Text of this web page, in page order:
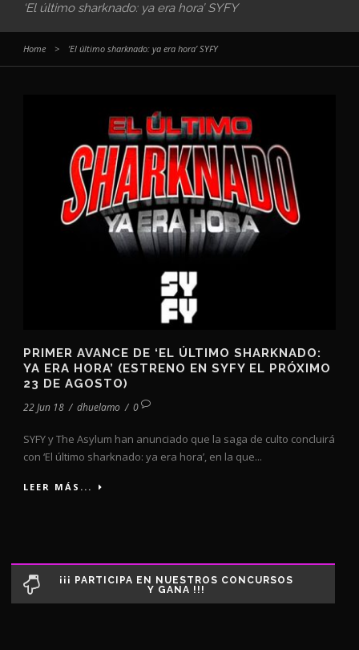
‘El último sharknado: ya era hora’ SYFY
Home > ‘El último sharknado: ya era hora’ SYFY
PRIMER AVANCE DE ‘EL ÚLTIMO SHARKNADO:
YA ERA HORA’ (ESTRENO EN SYFY EL PRÓXIMO
23 DE AGOSTO)
22 Jun 18 / dhuelamo / 0
SYFY y The Asylum han anunciado que la saga de culto concluirá
con ‘El último sharknado: ya era hora’, en la que...
LEER MÁS...
¡¡¡ PARTICIPA EN NUESTROS CONCURSOS
Y GANA !!!